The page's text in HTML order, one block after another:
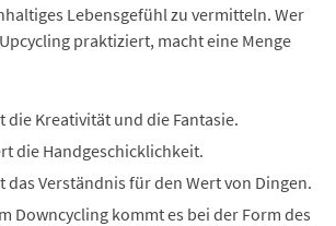
Lebensgefühl zu vermitteln. Wer
praktiziert, macht eine Menge
die Kreativität und die Fantasie.
die Handgeschicklichkeit.
das Verständnis für den Wert von Dingen.
Downcycling kommt es bei der Form des